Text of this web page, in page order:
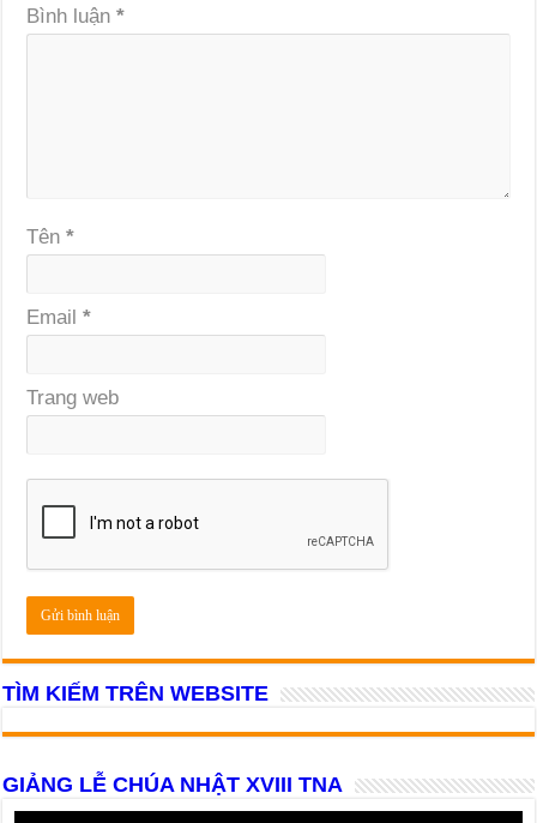
Bình luận*
Tên*
Email*
Trang web
TÌM KIẾM TRÊN WEBSITE
GIẢNG LỄ CHÚA NHẬT XVIII TNA